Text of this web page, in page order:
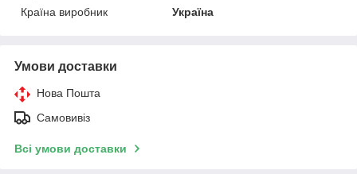
Країна виробник
Україна
Умови доставки
Нова Пошта
Самовивіз
Всі умови доставки